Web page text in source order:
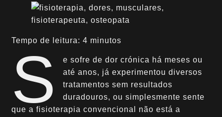
Tempo de leitura: 4 minutos
S
e sofre de dor crónica há meses ou
até anos, já experimentou diversos
tratamentos sem resultados
duradouros, ou simplesmente sente
que a fisioterapia convencional não está a